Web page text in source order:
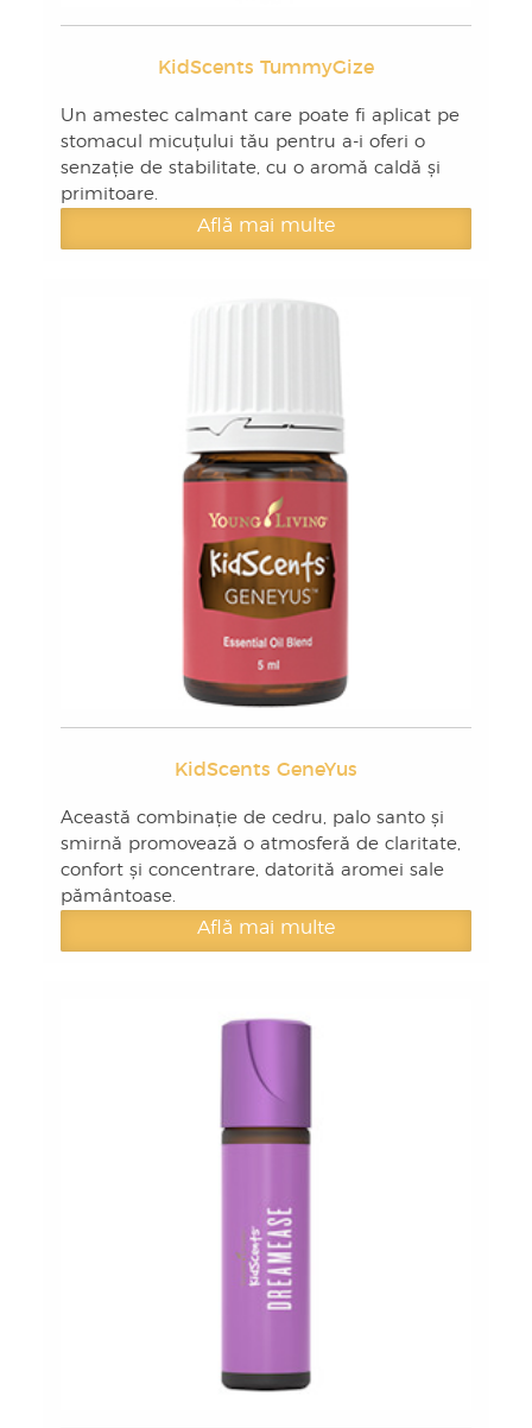
KidScents TummyGize
Un amestec calmant care poate fi aplicat pe
stomacul micuțului tău pentru a-i oferi o
senzație de stabilitate, cu o aromă caldă și
primitoare.
Află mai multe
KidScents GeneYus
Această combinație de cedru, palo santo și
smirnă promovează o atmosferă de claritate,
confort și concentrare, datorită aromei sale
pământoase.
Află mai multe